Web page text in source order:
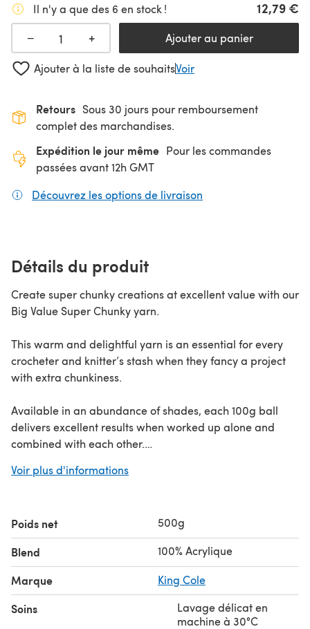
Il n'y a que des 6 en stock !
12,79 €
−
+ Ajouter au panier
Ajouter à la liste de souhaitsVoir
Retours Sous 30 jours pour remboursement
complet des marchandises.
Expédition le jour même Pour les commandes
passées avant 12h GMT
Découvrez les options de livraison
Détails du produit
Create super chunky creations at excellent value with our
Big Value Super Chunky yarn.
This warm and delightful yarn is an essential for every
crocheter and knitter’s stash when they fancy a project
with extra chunkiness.
Available in an abundance of shades, each 100g ball
delivers excellent results when worked up alone and
combined with each other.
This yarn is EN71-3 Certified.
*King Cole Big Value Super Chunky 5 Ball Value Pack
*Pack weight = 500g , 1 ball weight = 100g
Voir plus d'informations
Poids net 500g
Blend 100% Acrylique
Marque King Cole
Soins
Lavage délicat en
machine à 30°C